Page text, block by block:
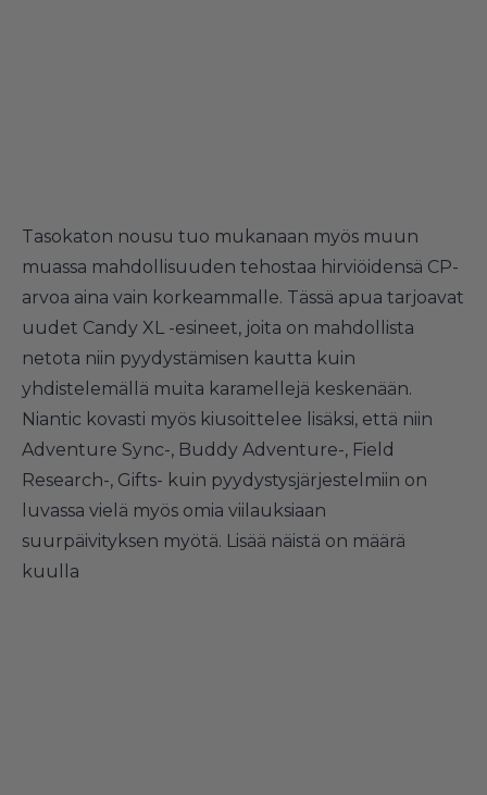
Tasokaton nousu tuo mukanaan myös muun
muassa mahdollisuuden tehostaa hirviöidensä CP-
arvoa aina vain korkeammalle. Tässä apua tarjoavat
uudet Candy XL -esineet, joita on mahdollista
netota niin pyydystämisen kautta kuin
yhdistelemällä muita karamellejä keskenään.
Niantic kovasti myös kiusoittelee lisäksi, että niin
Adventure Sync-, Buddy Adventure-, Field
Research-, Gifts- kuin pyydystysjärjestelmiin on
luvassa vielä myös omia viilauksiaan
suurpäivityksen myötä. Lisää näistä on määrä
kuulla